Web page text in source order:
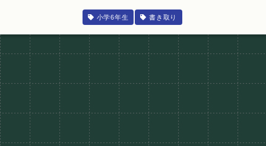
小学6年生 書き取り